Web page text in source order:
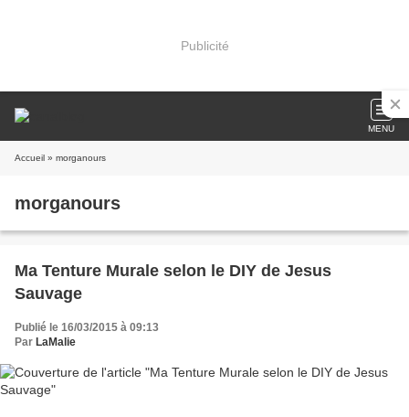
Publicité
MENU
Accueil » morganours
morganours
Ma Tenture Murale selon le DIY de Jesus
Sauvage
Publié le 16/03/2015 à 09:13
Par LaMalie